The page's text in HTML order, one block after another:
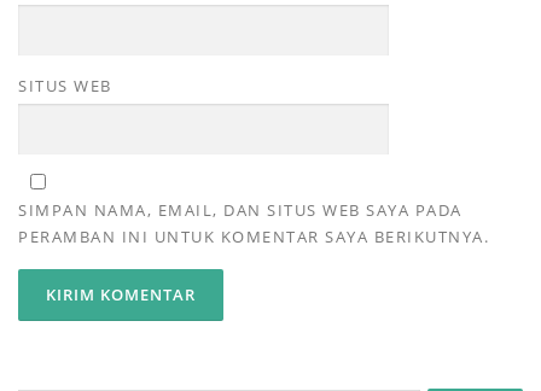
SITUS WEB
SIMPAN NAMA, EMAIL, DAN SITUS WEB SAYA PADA
PERAMBAN INI UNTUK KOMENTAR SAYA BERIKUTNYA.